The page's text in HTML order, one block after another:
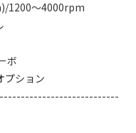
1200～4000rpm
ボ
プション